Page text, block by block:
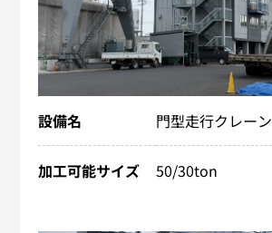
設備名 門型走行クレーン
加工可能サイズ 50/30ton